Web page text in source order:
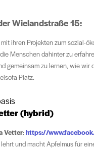
Wielandstraße 15:
ihren Projekten zum sozial-
Menschen dahinter zu
gemeinsam zu lernen, wie
Platz.
(hybrid)
Vetter:https://
und macht Apfelmus für